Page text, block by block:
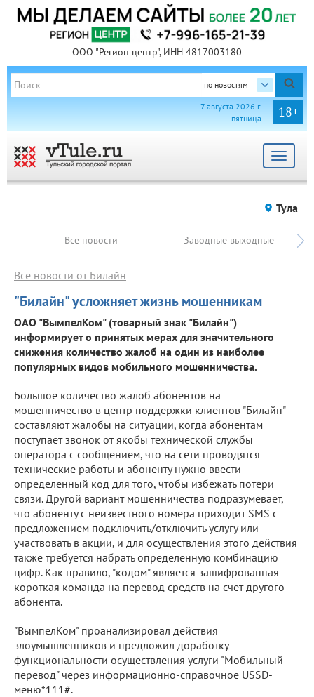
ООО "Регион центр", ИНН 4817003180
по новостям
18+
7 августа 2026 г.
пятница
Toggle
Тула
Все новости Заводные выходные
"Билайн" усложняет жизнь мошенникам
Все новости от Билайн
ОАО "ВымпелКом" (товарный знак "Билайн")
информирует о принятых мерах для значительного
снижения количество жалоб на один из наиболее
популярных видов мобильного мошенничества.
Большое количество жалоб абонентов на
мошенничество в центр поддержки клиентов "Билайн"
составляют жалобы на ситуации, когда абонентам
поступает звонок от якобы технической службы
оператора с сообщением, что на сети проводятся
технические работы и абоненту нужно ввести
определенный код для того, чтобы избежать потери
связи. Другой вариант мошенничества подразумевает,
что абоненту с неизвестного номера приходит SMS с
предложением подключить/отключить услугу или
участвовать в акции, и для осуществления этого действия
также требуется набрать определенную комбинацию
цифр. Как правило, "кодом" является зашифрованная
короткая команда на перевод средств на счет другого
абонента.
"ВымпелКом" проанализировал действия
злоумышленников и предложил доработку
функциональности осуществления услуги "Мобильный
перевод" через информационно-справочное USSD-
меню*111#.